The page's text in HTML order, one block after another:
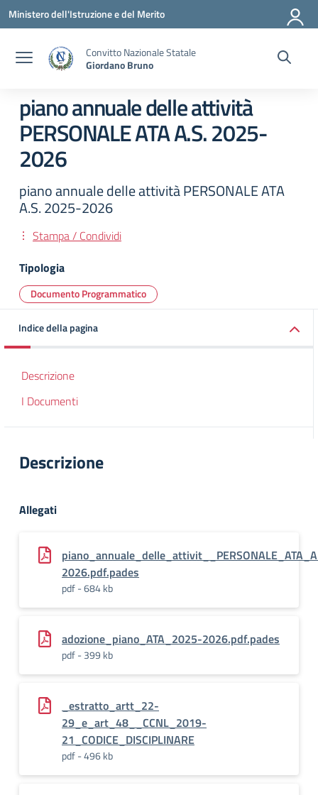
Vai ai contenuti
Vai al menu di navigazione
Vai al footer
Ministero dell'Istruzione e del Merito
Convitto Nazionale Statale
Giordano Bruno
piano annuale delle attività
PERSONALE ATA A.S. 2025-
2026
piano annuale delle attività PERSONALE ATA
A.S. 2025-2026
Stampa / Condividi
Tipologia
Documento Programmatico
Indice della pagina
Descrizione
I Documenti
Descrizione
Allegati
2026.pdf.pades
pdf - 684 kb
adozione_piano_ATA_2025-2026.pdf.pades
pdf - 399 kb
_estratto_artt_22-
29_e_art_48__CCNL_2019-
21_CODICE_DISCIPLINARE
pdf - 496 kb